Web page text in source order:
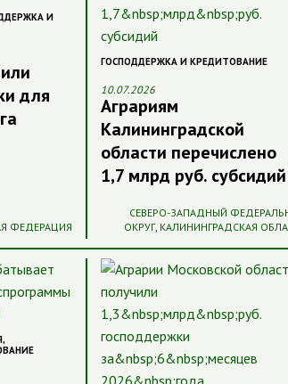
И
для
ФЕДЕРАЦИЯ
ГОСПОДДЕРЖКА И КРЕДИТОВАНИЕ
10.07.2026
Аграриям
Калининградской
области перечислено
1,7 млрд руб. субсидий
СЕВЕРО-ЗАПАДНЫЙ
ОКРУГ, КАЛИНИНГРАДСКАЯ
,